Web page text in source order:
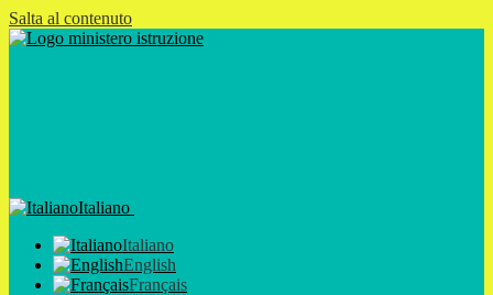
Salta al contenuto
Italiano
Italiano
English
Français